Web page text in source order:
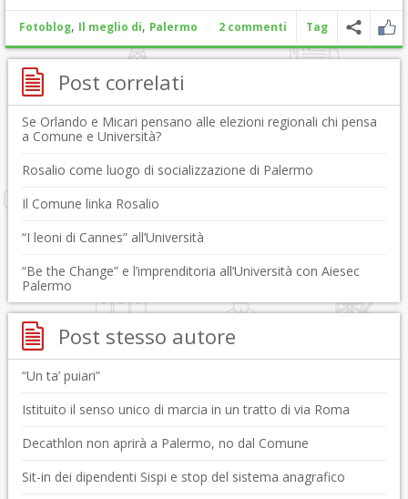
Fotoblog, Il meglio di, Palermo 2 commenti Tag
Post correlati
Se Orlando e Micari pensano alle elezioni regionali chi pensa
a Comune e Università?
Rosalio come luogo di socializzazione di Palermo
Il Comune linka Rosalio
“I leoni di Cannes” all’Università
“Be the Change” e l’imprenditoria all’Università con Aiesec
Palermo
Post stesso autore
“Un ta’ puiari”
Istituito il senso unico di marcia in un tratto di via Roma
Decathlon non aprirà a Palermo, no dal Comune
Sit-in dei dipendenti Sispi e stop del sistema anagrafico